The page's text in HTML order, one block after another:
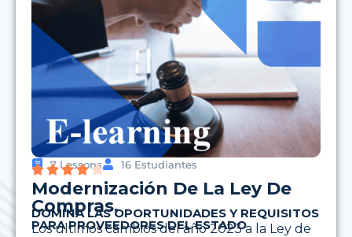
7 Lessons 16 Estudiantes
Modernización De La Ley De
Compras.
DOMINA LAS OPORTUNIDADES Y REQUISITOS
PARA PROVEEDORES DEL ESTADO
Los últimos cambios del año 2023 a la Ley de